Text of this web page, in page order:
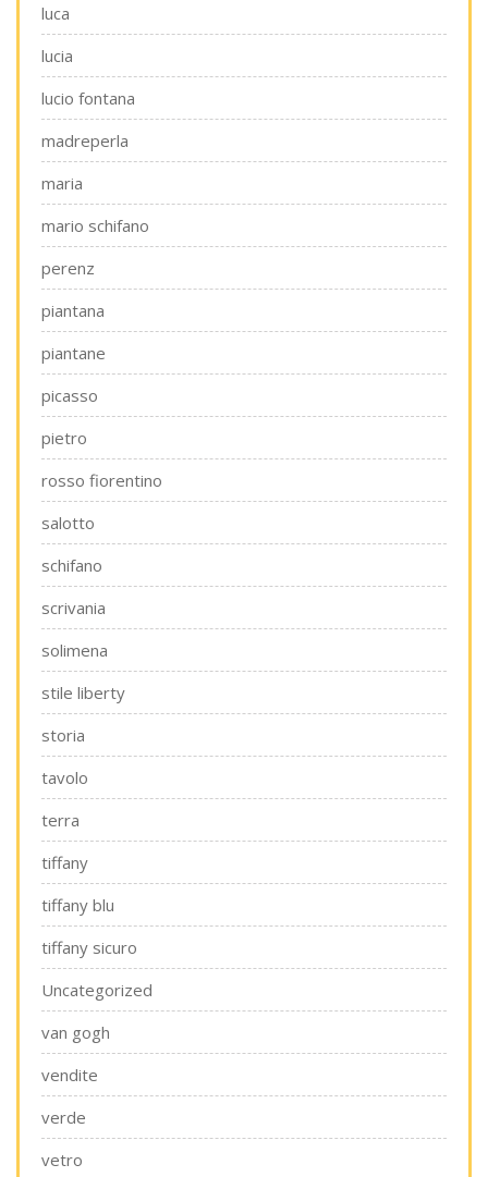
luca
lucia
lucio fontana
madreperla
maria
mario schifano
perenz
piantana
piantane
picasso
pietro
rosso fiorentino
salotto
schifano
scrivania
solimena
stile liberty
storia
tavolo
terra
tiffany
tiffany blu
tiffany sicuro
Uncategorized
van gogh
vendite
verde
vetro